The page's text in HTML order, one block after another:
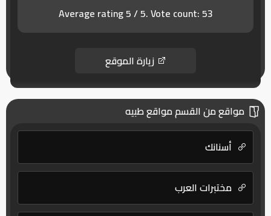
Average rating5/ 5. Vote count:53
زيارة الموقع
مواقع من القسم مواقع طبيه
أسنانك
مختبرات العرب